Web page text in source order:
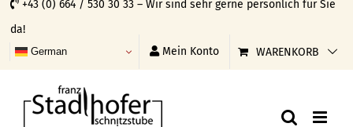
Skip
to
content
+43 (0) 664 / 530 30 33 – Wir sind sehr gerne persönlich für Sie
da!
German Mein Konto WARENKORB